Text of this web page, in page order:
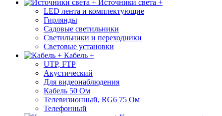
Источники света +
LED лента и комплектующие
Гирлянды
Садовые светильники
Светильники и переходники
Световые установки
Кабель +
UTP, FTP
Акустический
Для видеонаблюдения
Кабель 50 Ом
Телевизионный, RG6 75 Ом
Телефонный